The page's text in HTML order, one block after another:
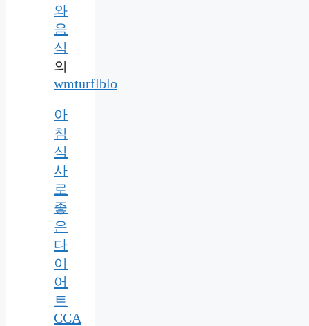
와
음
식
의
wmturflblo
아
침
식
사
로
좋
은
다
이
어
트
CCA